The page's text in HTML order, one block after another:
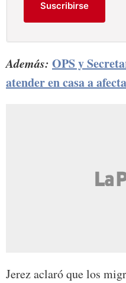
Suscribirse
Además: OPS y
atender en casa a
Jerez aclaró que los